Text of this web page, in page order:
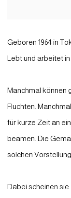
Geboren 1964 in
Lebt und arbeitet
Manchmal können
Fluchten.
für kurze Zeit an
beamen. Die
solchen
Dabei scheinen sie